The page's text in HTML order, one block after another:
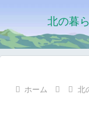
北の暮
ホーム 北